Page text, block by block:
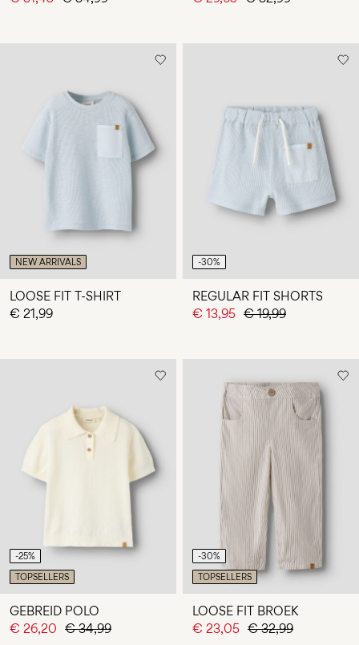
NEW ARRIVALS
LOOSE FIT T-SHIRT
€ 21,99
-30%
REGULAR FIT SHORTS
€ 13,95 € 19,99
-25%
TOPSELLERS
GEBREID POLO
€ 26,20 € 34,99
-30%
TOPSELLERS
LOOSE FIT BROEK
€ 23,05 € 32,99